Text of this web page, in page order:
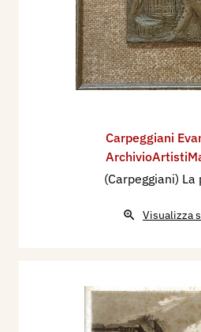
Carpeggiani
(Carpeggiani) La
Visualizza